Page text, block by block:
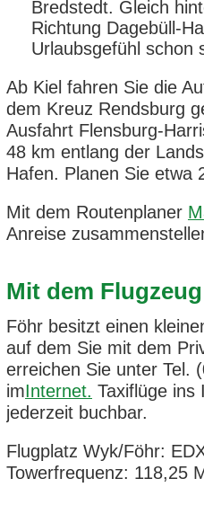
Bredstedt. Gleich
Richtung Dagebüll-
Urlaubsgefühl schon
Ab Kiel fahren Sie die
dem Kreuz Rendsburg
Ausfahrt Flensburg-
48 km entlang der
Hafen. Planen Sie
Mit dem Routenplaner
Anreise
Mit dem
Föhr besitzt einen
auf dem Sie mit dem
erreichen Sie unter Tel.
imInternet. Taxiflüge ins
jederzeit buchbar.
Flugplatz Wyk/Föhr:
Towerfrequenz: 118,25